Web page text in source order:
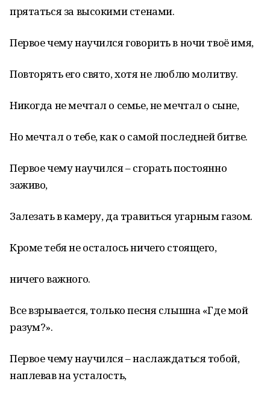
прятаться за высокими стенами.
Первое чему научился говорить в ночи твоё имя,
Повторять его свято, хотя не люблю молитву.
Никогда не мечтал о семье, не мечтал о сыне,
Но мечтал о тебе, как о самой последней битве.
Первое чему научился – сгорать постоянно
заживо,
Залезать в камеру, да травиться угарным газом.
Кроме тебя не осталось ничего стоящего,
ничего важного.
Все взрывается, только песня слышна «Где мой
разум?».
Первое чему научился – наслаждаться тобой,
наплевав на усталость,